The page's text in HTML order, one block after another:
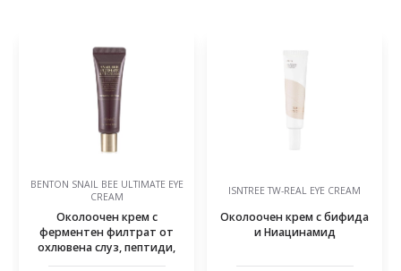
BENTON SNAIL BEE ULTIMATE EYE
CREAM
Oколоочен крем с
ферментен филтрат от
охлювена слуз, пептиди,
хиа...
ISNTREE TW-REAL EYE CREAM
Околоочен крем с бифида
и Ниацинамид